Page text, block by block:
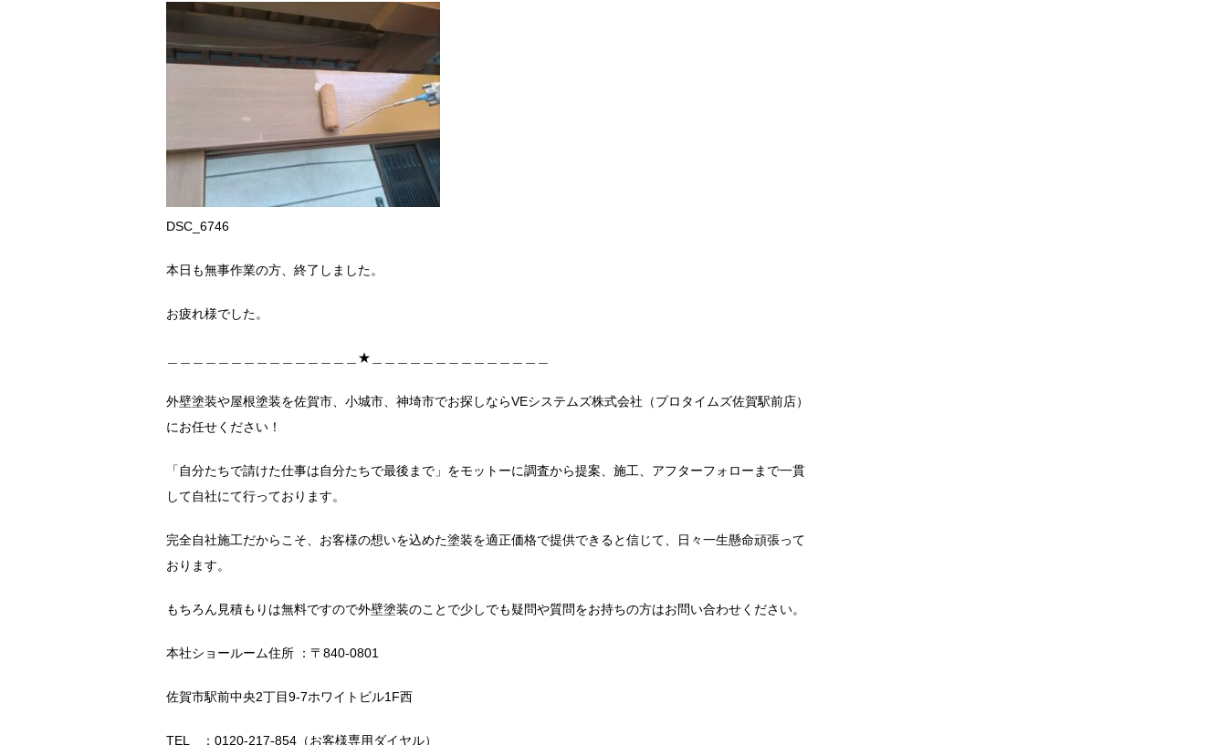
DSC_6746
本日も無事作業の方、終了しました。
お疲れ様でした。
＿＿＿＿＿＿＿＿＿＿＿＿＿＿＿★＿＿＿＿＿＿＿＿＿＿＿＿＿＿
外壁塗装や屋根塗装を佐賀市、小城市、神埼市でお探しならVEシステムズ株式会社（プロタイムズ佐賀駅前店）
にお任せください！
「自分たちで請けた仕事は自分たちで最後まで」をモットーに調査から提案、施工、アフターフォローまで一貫
して自社にて行っております。
完全自社施工だからこそ、お客様の想いを込めた塗装を適正価格で提供できると信じて、日々一生懸命頑張って
おります。
もちろん見積もりは無料ですので外壁塗装のことで少しでも疑問や質問をお持ちの方はお問い合わせください。
本社ショールーム住所 ：〒840-0801
佐賀市駅前中央2丁目9-7ホワイトビル1F西
TEL ：0120-217-854（お客様専用ダイヤル）